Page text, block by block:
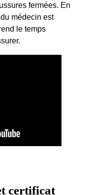
fermées. En
médecin est
le temps
certificat